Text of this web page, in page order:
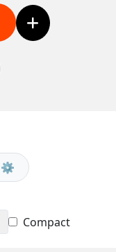
⚙️
Compact